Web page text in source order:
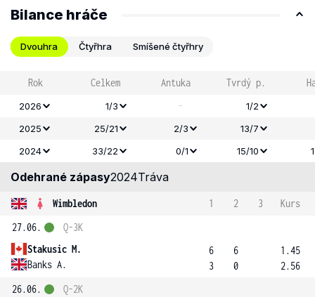
Bilance hráče
Dvouhra Čtyřhra Smíšené čtyřhry
Rok Celkem Antuka Tvrdý p.
2026 1/3 -
1/2
2025
25/21 2/3 13/7
2024
33/22 0/1 15/10
Odehrané zápasy2024Tráva
Wimbledon 1 2 3
Kurs
27.06.
Stakusic M.
Banks A.
Q-3K
6
3
6
0
1.45
2.56
26.06.
Q-2K